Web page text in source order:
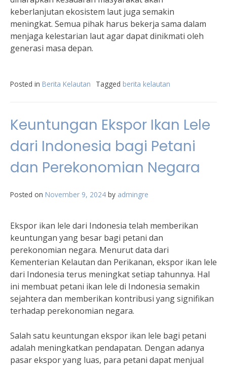
keberlanjutan ekosistem laut juga semakin
meningkat. Semua pihak harus bekerja sama dalam
menjaga kelestarian laut agar dapat dinikmati oleh
generasi masa depan.
Posted in Berita Kelautan Tagged berita kelautan
Keuntungan Ekspor Ikan Lele
dari Indonesia bagi Petani
dan Perekonomian Negara
Posted on November 9, 2024 by admingre
Ekspor ikan lele dari Indonesia telah memberikan
keuntungan yang besar bagi petani dan
perekonomian negara. Menurut data dari
Kementerian Kelautan dan Perikanan, ekspor ikan lele
dari Indonesia terus meningkat setiap tahunnya. Hal
ini membuat petani ikan lele di Indonesia semakin
sejahtera dan memberikan kontribusi yang signifikan
terhadap perekonomian negara.
Salah satu keuntungan ekspor ikan lele bagi petani
adalah meningkatkan pendapatan. Dengan adanya
pasar ekspor yang luas, para petani dapat menjual